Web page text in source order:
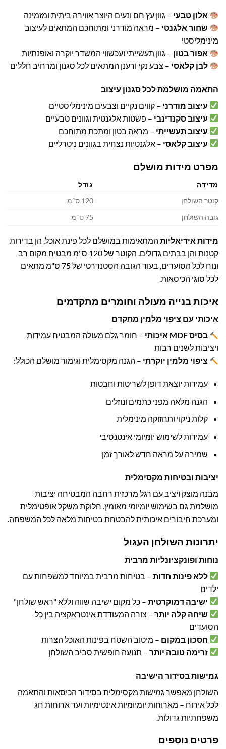
אלון טבעי – גוון עץ חם ונעים היוצר אווירה ביתית ומזמינה
שחור אלגנטי – מראה מודרני ומתוחכם המתאים לעיצוב
מינימליסטי
אפור בטון – גוון תעשייתי ועכשווי המשדר יוקרה ואופנתיות
לבן קלאסי – צבע נקי ורענן המתאים לכל סגנון ומרחיב חללים
התאמה מושלמת לכל סגנון עיצוב
עיצוב מודרני – קווים נקיים וצבעים מינימליסטיים
עיצוב סקנדינבי – פשטות אלגנטית וגוונים טבעיים
עיצוב תעשייתי – מראה בטון ומתכת מתוחכם
עיצוב קלאסי – אלגנטיות נצחית בגוונים ניטרליים
מפרט מידות מושלם
מדידה
גודל
קוטר השולחן
120 ס"מ
גובה השולחן
75 ס"מ
מידות אידיאליות המתאימות במושלם לכל פינת אוכל, הן בדירות
קטנות והן בבתים גדולים. הקוטר של 120 ס"מ מבטיח מקום רב
ונוח לכל הסועדים, בעוד הגובה הסטנדרטי של 75 ס"מ מתאים
לכל סוגי הכיסאות.
איכות בנייה מעולה וחומרים מתקדמים
איכותי עם ציפוי מלמין מתקדם
בסיס MDF איכותי
– חומר גלם מעולה המבטיח עמידות
ויציבות לשנים רבות
ציפוי מלמין יוקרתי – הגנה מקסימלית וגימור מושלם הכולל:
עמידות יוצאת דופן לשריטות וחבטות
הגנה מלאה מפני כתמים ונוזלים
קלות ניקוי ותחזוקה מינימלית
עמידות לשימוש יומיומי אינטנסיבי
שמירה על מראה חדש לאורך זמן
יציבות ובטיחות מקסימלית
מבנה מוצק ויציב עם רגל מרכזית רחבה המבטיחה יציבות
מושלמת גם בשימוש יומיומי מאומץ. חלוקת משקל אופטימלית
ומערכת חיבורים איכותית להבטחת בטיחות מלאה לכל המשפחה.
יתרונות השולחן העגול
נוחות ופונקציונליות מרבית
ללא פינות חדות – בטיחות מרבית במיוחד למשפחות עם
ילדים
ישיבה דמוקרטית – כל מקום ישיבה שווה וללא "ראש שולחן"
שיחה קלה יותר – צורה המעודדת אינטראקציה בין כל
הסועדים
חסכון במקום – מיטוב השטח בפינות האוכל הצרות
זרימה טובה יותר – תנועה חופשית סביב השולחן
גמישות בסידור הישיבה
השולחן מאפשר גמישות מקסימלית בסידור הכיסאות והתאמה
לכל אירוח – מארוחות יומיומיות אינטימיות ועד ארוחות חג
משפחתיות גדולות.
פרטים נוספים